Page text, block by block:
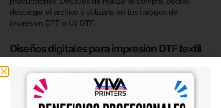
descargar el archivo y utilizarlo en tus trabajos de
impresión DTF o UV DTF.
Diseños digitales para impresión DTF textil
crear camisetas, sudaderas, tote bags, ropa infantil,
prendas promocionales y otros productos textiles
personalizados.